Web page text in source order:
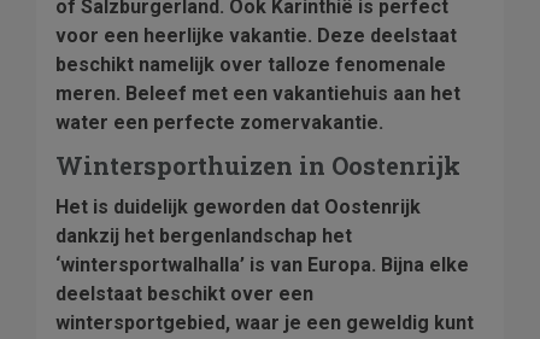
of Salzburgerland. Ook Karinthië is perfect
voor een heerlijke vakantie. Deze deelstaat
beschikt namelijk over talloze fenomenale
meren. Beleef met een vakantiehuis aan het
water een perfecte zomervakantie.
Wintersporthuizen in Oostenrijk
Het is duidelijk geworden dat Oostenrijk
dankzij het bergenlandschap het
‘wintersportwalhalla’ is van Europa. Bijna elke
deelstaat beschikt over een
wintersportgebied, waar je een geweldig kunt